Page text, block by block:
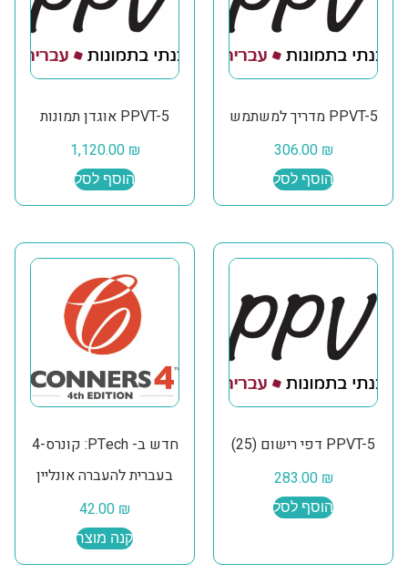
PPVT-5 מדריך למשתמש
306.00 ₪
הוסף לסל
PPVT-5 אוגדן תמונות
1,120.00 ₪
הוסף לסל
PPVT-5 דפי רישום (25)
283.00 ₪
הוסף לסל
חדש ב- PTech: קונרס-4
בעברית להעברה אונליין
42.00 ₪
קנה מוצר